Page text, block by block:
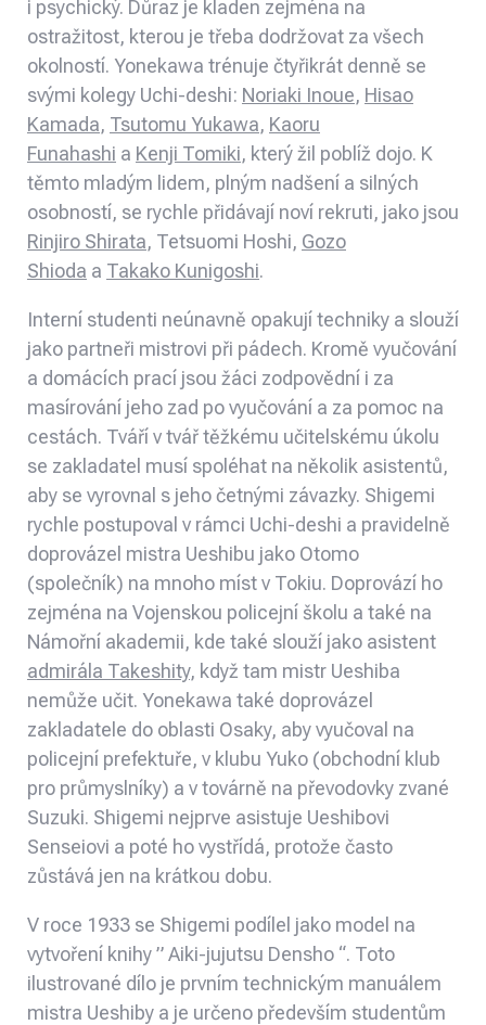
i psychický. Důraz je kladen zejména na
ostražitost, kterou je třeba dodržovat za všech
okolností. Yonekawa trénuje čtyřikrát denně se
svými kolegy Uchi-deshi: Noriaki Inoue, Hisao
Kamada, Tsutomu Yukawa, Kaoru
Funahashi a Kenji Tomiki, který žil poblíž dojo. K
těmto mladým lidem, plným nadšení a silných
osobností, se rychle přidávají noví rekruti, jako jsou
Rinjiro Shirata, Tetsuomi Hoshi, Gozo
Shioda a Takako Kunigoshi.
Interní studenti neúnavně opakují techniky a slouží
jako partneři mistrovi při pádech. Kromě vyučování
a domácích prací jsou žáci zodpovědní i za
masírování jeho zad po vyučování a za pomoc na
cestách. Tváří v tvář těžkému učitelskému úkolu
se zakladatel musí spoléhat na několik asistentů,
aby se vyrovnal s jeho četnými závazky. Shigemi
rychle postupoval v rámci Uchi-deshi a pravidelně
doprovázel mistra Ueshibu jako Otomo
(společník) na mnoho míst v Tokiu. Doprovází ho
zejména na Vojenskou policejní školu a také na
Námořní akademii, kde také slouží jako asistent
admirála Takeshity, když tam mistr Ueshiba
nemůže učit. Yonekawa také doprovázel
zakladatele do oblasti Osaky, aby vyučoval na
policejní prefektuře, v klubu Yuko (obchodní klub
pro průmyslníky) a v továrně na převodovky zvané
Suzuki. Shigemi nejprve asistuje Ueshibovi
Senseiovi a poté ho vystřídá, protože často
zůstává jen na krátkou dobu.
V roce 1933 se Shigemi podílel jako model na
vytvoření knihy ” Aiki-jujutsu Densho “. Toto
ilustrované dílo je prvním technickým manuálem
mistra Ueshiby a je určeno především studentům